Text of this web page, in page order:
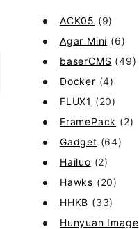
ACK05 (9)
Agar Mini (6)
baserCMS (49)
Docker (4)
FLUX1 (20)
FramePack (2)
Gadget (64)
Hailuo (2)
Hawks (20)
HHKB (33)
Hunyuan Image